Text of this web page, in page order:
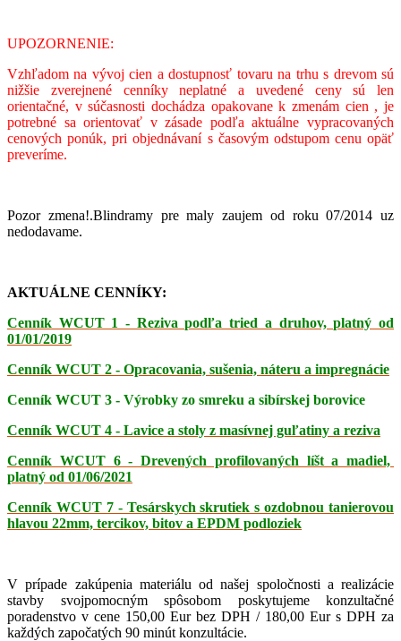
UPOZORNENIE:
Vzhľadom na vývoj cien a dostupnosť tovaru na trhu s drevom sú
nižšie zverejnené cenníky neplatné a uvedené ceny sú len
orientačné, v súčasnosti dochádza opakovane k zmenám cien , je
potrebné sa orientovať v zásade podľa aktuálne vypracovaných
cenových ponúk, pri objednávaní s časovým odstupom cenu opäť
preveríme.
Pozor zmena!.Blindramy pre maly zaujem od roku 07/2014 uz
nedodavame.
AKTUÁLNE CENNÍKY:
Cenník WCUT 1 - Reziva podľa tried a druhov, platný od
01/01/2019
Cenník WCUT 2 - Opracovania, sušenia, náteru a impregnácie
Cenník WCUT 3 - Výrobky zo smreku a sibírskej borovice
Cenník WCUT 4 - Lavice a stoly z masívnej guľatiny a reziva
Cenník WCUT 6 - Drevených profilovaných líšt a madiel,
platný od 01/06/2021
Cenník WCUT 7 - Tesárskych skrutiek s ozdobnou tanierovou
hlavou 22mm, tercikov, bitov a EPDM podloziek
V prípade zakúpenia materiálu od našej spoločnosti a realizácie
stavby svojpomocným spôsobom poskytujeme konzultačné
poradenstvo v cene 150,00 Eur bez DPH / 180,00 Eur s DPH za
každých započatých 90 minút konzultácie.